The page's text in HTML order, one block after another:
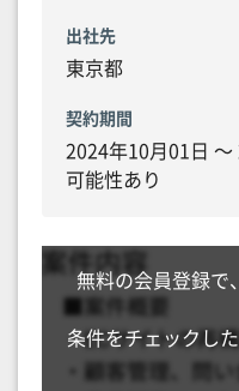
出社先
東京都
契約期間
2024年10月01日
可能性あり
無料の会員登録で
条件をチェックし